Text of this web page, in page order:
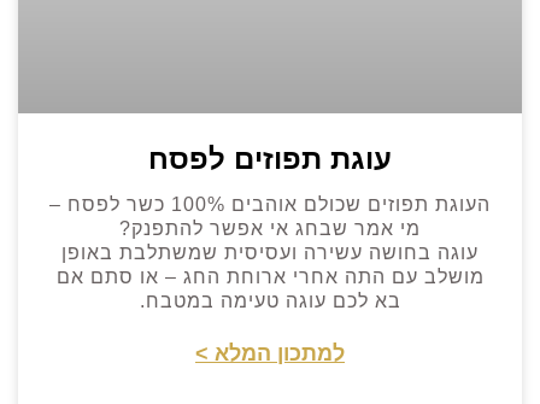
עוגת תפוזים לפסח
העוגת תפוזים שכולם אוהבים 100% כשר לפסח –
מי אמר שבחג אי אפשר להתפנק?
עוגה בחושה עשירה ועסיסית שמשתלבת באופן
מושלב עם התה אחרי ארוחת החג – או סתם אם
בא לכם עוגה טעימה במטבח.
למתכון המלא >